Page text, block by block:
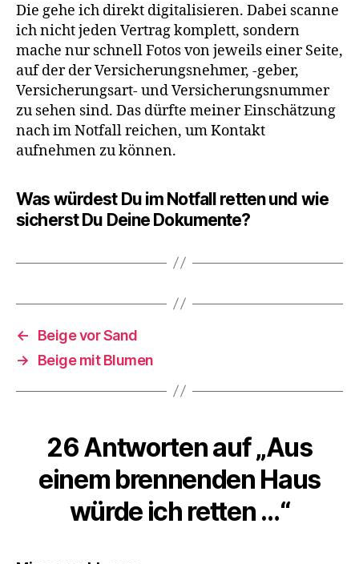
Die gehe ich direkt digitalisieren. Dabei scanne
ich nicht jeden Vertrag komplett, sondern
mache nur schnell Fotos von jeweils einer Seite,
auf der der Versicherungsnehmer, -geber,
Versicherungsart- und Versicherungsnummer
zu sehen sind. Das dürfte meiner Einschätzung
nach im Notfall reichen, um Kontakt
aufnehmen zu können.
Was würdest Du im Notfall retten und wie
sicherst Du Deine Dokumente?
←
Beige vor Sand
→
Beige mit Blumen
26 Antworten auf „Aus
einem brennenden Haus
würde ich retten …“